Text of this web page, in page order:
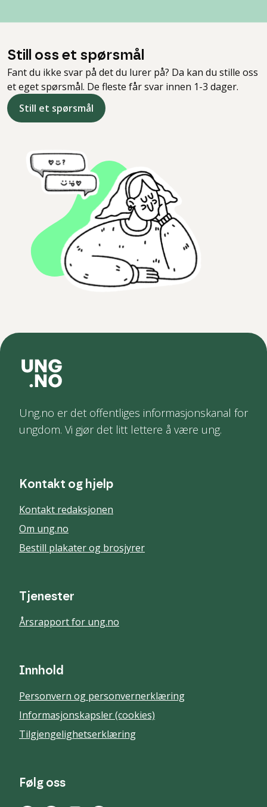
Still oss et spørsmål
Fant du ikke svar på det du lurer på? Da kan du stille oss
et eget spørsmål. De fleste får svar innen 1-3 dager.
Still et spørsmål
Ung.no er det offentliges informasjonskanal for
ungdom. Vi gjør det litt lettere å være ung.
Kontakt og hjelp
Kontakt redaksjonen
Om ung.no
Bestill plakater og brosjyrer
Tjenester
Årsrapport for ung.no
Innhold
Personvern og personvernerklæring
Informasjonskapsler (cookies)
Tilgjengelighetserklæring
Følg oss